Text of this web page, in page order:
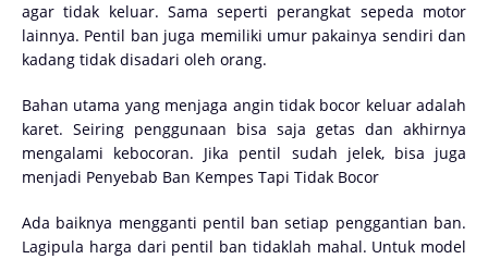
agar tidak keluar. Sama seperti perangkat sepeda motor
lainnya. Pentil ban juga memiliki umur pakainya sendiri dan
kadang tidak disadari oleh orang.
Bahan utama yang menjaga angin tidak bocor keluar adalah
karet. Seiring penggunaan bisa saja getas dan akhirnya
mengalami kebocoran. Jika pentil sudah jelek, bisa juga
menjadi Penyebab Ban Kempes Tapi Tidak Bocor
Ada baiknya mengganti pentil ban setiap penggantian ban.
Lagipula harga dari pentil ban tidaklah mahal. Untuk model